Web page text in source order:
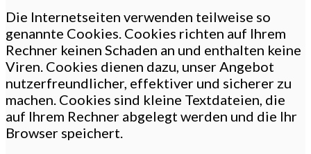
Die Internetseiten verwenden teilweise so
genannte Cookies. Cookies richten auf Ihrem
Rechner keinen Schaden an und enthalten keine
Viren. Cookies dienen dazu, unser Angebot
nutzerfreundlicher, effektiver und sicherer zu
machen. Cookies sind kleine Textdateien, die
auf Ihrem Rechner abgelegt werden und die Ihr
Browser speichert.